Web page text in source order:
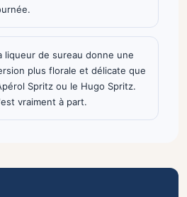
liqueur de sureau donne une
plus florale et délicate que
Spritz ou le Hugo Spritz.
vraiment à part.